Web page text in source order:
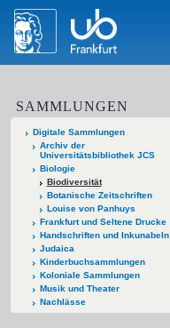
SAMMLUNGEN
Digitale Sammlungen
Archiv der
Universitätsbibliothek JCS
Biologie
Biodiversität
Botanische Zeitschriften
Louise von Panhuys
Frankfurt und Seltene Drucke
Handschriften und Inkunabeln
Judaica
Kinderbuchsammlungen
Koloniale Sammlungen
Musik und Theater
Nachlässe